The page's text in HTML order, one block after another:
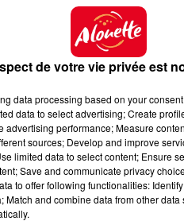
de votre vie privée est
data processing based on your
data to select advertising; Create
performance; Measure
sources; Develop and improve
limited data to select content; Ensure
Save and communicate privacy
to offer following functionalities:
and combine data from other